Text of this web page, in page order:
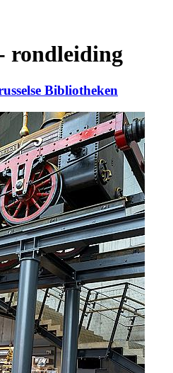
rondleiding
Bibliotheken